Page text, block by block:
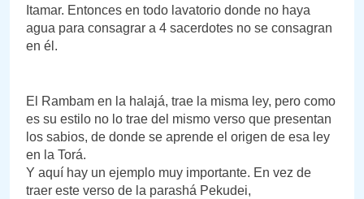
Itamar. Entonces en todo lavatorio donde no haya
agua para consagrar a 4 sacerdotes no se consagran
en él.
El Rambam en la halajá, trae la misma ley, pero como
es su estilo no lo trae del mismo verso que presentan
los sabios, de donde se aprende el origen de esa ley
en la Torá.
Y aquí hay un ejemplo muy importante. En vez de
traer este verso de la parashá Pekudei,